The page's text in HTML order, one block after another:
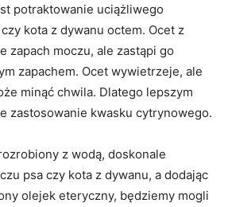
potraktowanie uciążliwego
kota z dywanu octem. Ocet z
zapach moczu, ale zastąpi go
zapachem. Ocet wywietrzeje, ale
minąć chwila. Dlatego lepszym
zastosowanie kwasku cytrynowego.
z wodą, doskonale
psa czy kota z dywanu, a dodając
olejek eteryczny, będziemy mogli